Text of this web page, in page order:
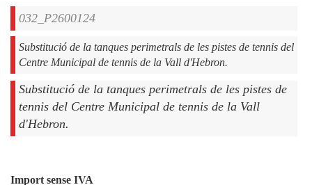
032_P2600124
Substitució de la tanques perimetrals de les pistes de tennis del
Centre Municipal de tennis de la Vall d'Hebron.
Substitució de la tanques perimetrals de les pistes de
tennis del Centre Municipal de tennis de la Vall
d'Hebron.
Import sense IVA